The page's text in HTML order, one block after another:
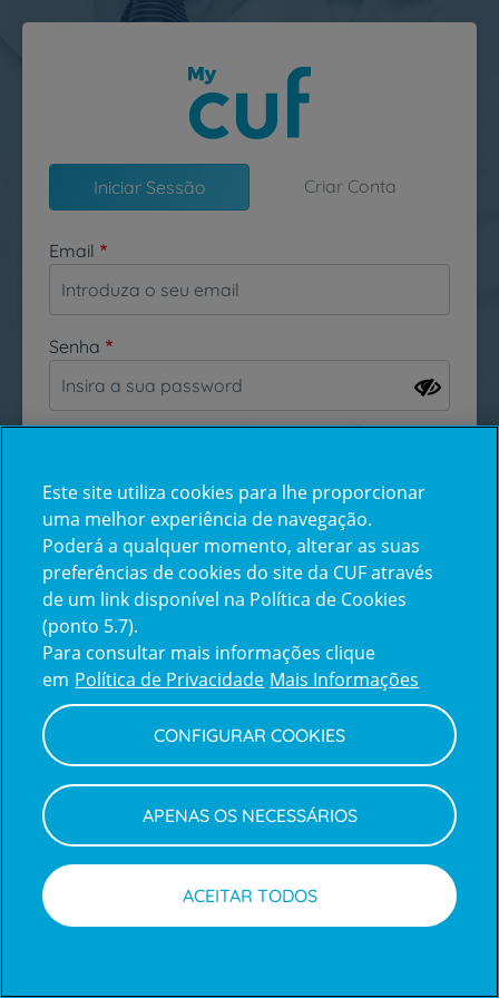
Passar para o conteúdo principal
Iniciar Sessão Criar Conta
Email
Senha
Esqueceu-se da sua password?
Inicie sessão com a Apple
Centro de Apoio ao Cliente | Política de Privacidade e Cookies
Este site utiliza cookies para lhe proporcionar
uma melhor experiência de navegação.
Poderá a qualquer momento, alterar as suas
preferências de cookies do site da CUF através
de um link disponível na Política de Cookies
(ponto 5.7).
Para consultar mais informações clique
em Política de Privacidade Mais Informações
CONFIGURAR COOKIES
APENAS OS NECESSÁRIOS
ACEITAR TODOS